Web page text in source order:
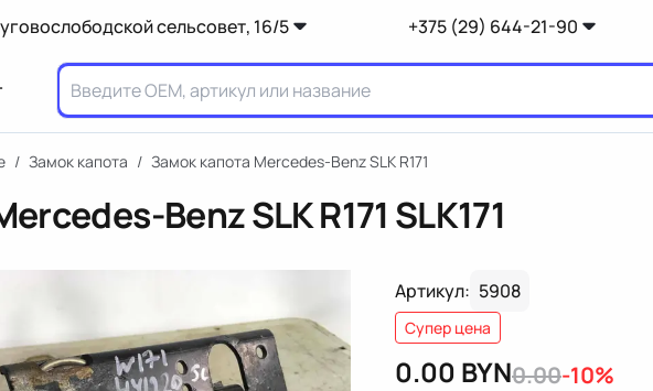
сельсовет, 16/5 +375 (29) 644-21-90
/ Замок капота / Замок капота Mercedes-Benz SLK R171
Benz SLK R171 SLK171
Артикул: 5908
Супер цена
0.00 BYN0.00-10%